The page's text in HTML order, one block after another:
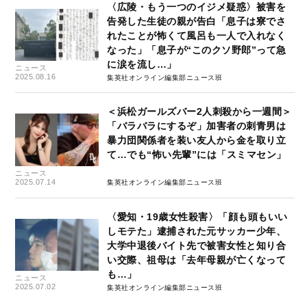
ニュース
2025.08.16
〈広陵・もう一つのイジメ疑惑〉被害を
告発した生徒の親が告白「息子は寮でさ
れたことが怖くて風呂も一人で入れなく
なった」「息子が“このクソ野郎”って急
に涙を流し…」
集英社オンライン編集部ニュース班
ニュース
2025.07.14
＜浜松ガールズバー2人刺殺から一週間＞
「バラバラにするぞ」加害者の刺青男は
暴力団関係者を装い友人から金を取り立
て…でも“怖い先輩”には「スミマセン」
集英社オンライン編集部ニュース班
ニュース
2025.07.02
〈愛知・19歳女性殺害〉「顔も頭もいい
しモテた」逮捕された元サッカー少年、
大学中退後バイト先で被害女性と知り合
い交際、祖母は「去年母親が亡くなって
も…」
集英社オンライン編集部ニュース班